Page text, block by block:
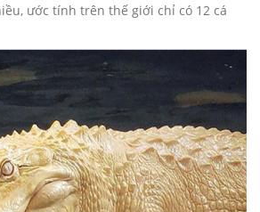
ước tính trên thế giới chỉ có 12 cá